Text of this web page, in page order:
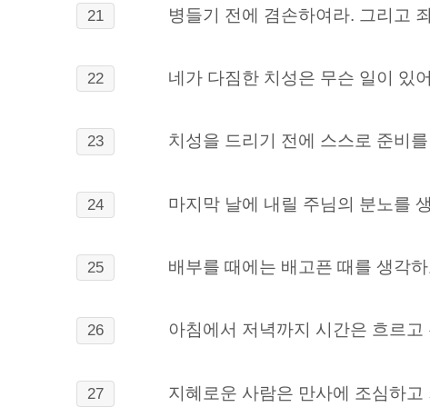
21 병들기 전에 겸손하여라. 그리고
22 네가 다짐한 치성은 무슨 일이 있
23 치성을 드리기 전에 스스로 준비
24 마지막 날에 내릴 주님의 분노를
25 배부를 때에는 배고픈 때를 생각
26 아침에서 저녁까지 시간은 흐르
27 지혜로운 사람은 만사에 조심하